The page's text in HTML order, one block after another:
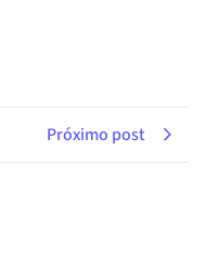
Próximo post